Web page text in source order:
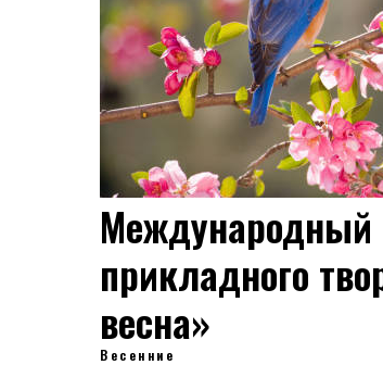
Международный
прикладного
весна»
Весенние